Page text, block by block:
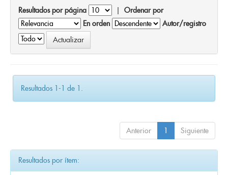
Resultados por página | Ordenar por
En orden
Autor/registro
Resultados 1-1 de 1.
Anterior 1 Siguiente
Resultados por ítem: